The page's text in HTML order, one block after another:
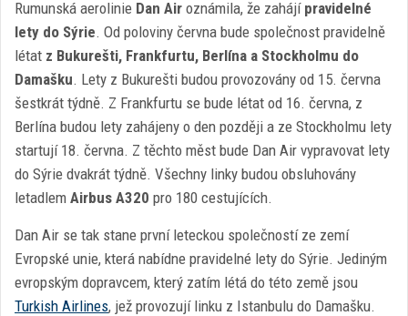
Rumunská aerolinie Dan Air oznámila, že zahájí pravidelné
lety do Sýrie. Od poloviny června bude společnost pravidelně
létat z Bukurešti, Frankfurtu, Berlína a Stockholmu do
Damašku. Lety z Bukurešti budou provozovány od 15. června
šestkrát týdně. Z Frankfurtu se bude létat od 16. června, z
Berlína budou lety zahájeny o den později a ze Stockholmu lety
startují 18. června. Z těchto měst bude Dan Air vypravovat lety
do Sýrie dvakrát týdně. Všechny linky budou obsluhovány
letadlem Airbus A320 pro 180 cestujících.
Dan Air se tak stane první leteckou společností ze zemí
Evropské unie, která nabídne pravidelné lety do Sýrie. Jediným
evropským dopravcem, který zatím létá do této země jsou
Turkish Airlines, jež provozují linku z Istanbulu do Damašku.